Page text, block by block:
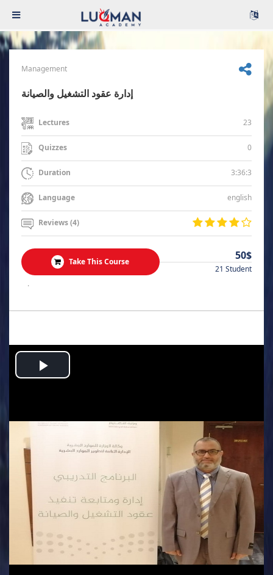
Management
إدارة عقود التشغيل والصيانة
Lectures 23
Quizzes 0
Duration 3:36:3
Language english
Reviews (4)
Take This Course 50$
21 Student
.
Play